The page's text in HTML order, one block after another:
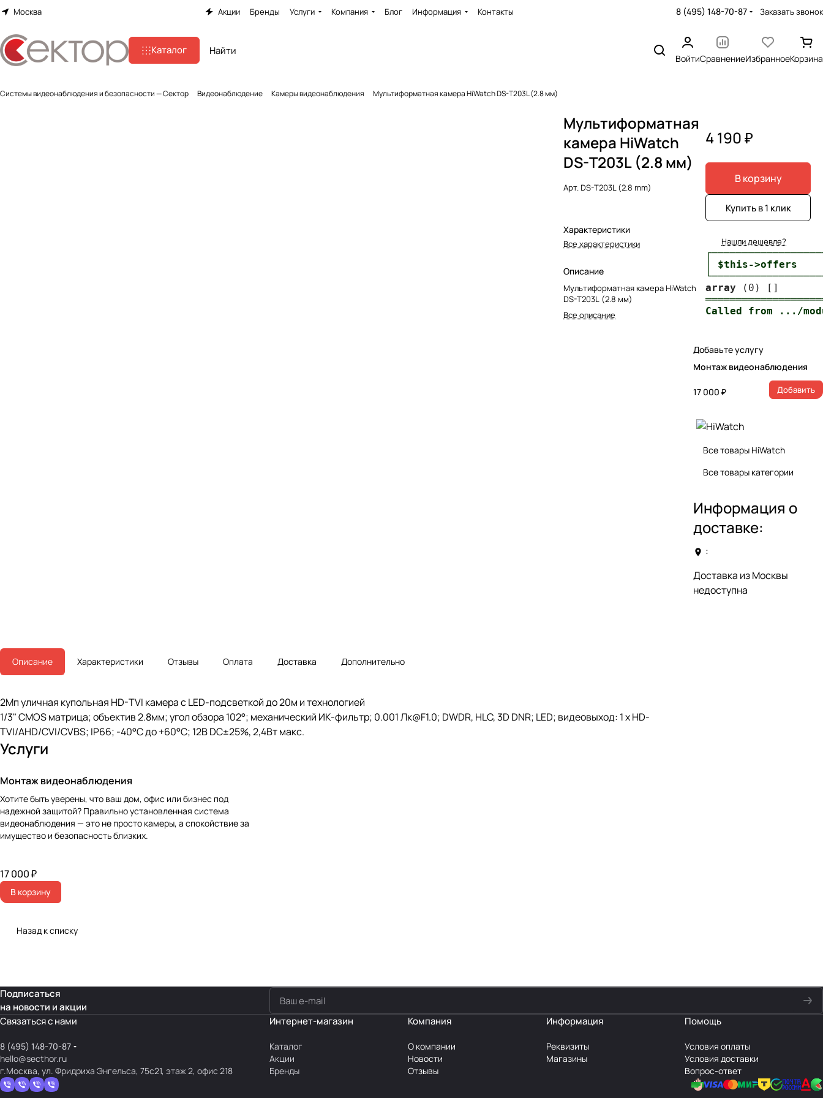
Москва Акции Бренды Услуги Компания Блог Информация Контакты 8 (495) 148-70-87 Заказать звонок
Каталог
ВойтиСравнениеИзбранноеКорзина
Системы видеонаблюдения и безопасности — Сектор Видеонаблюдение Камеры видеонаблюдения Мультиформатная камера HiWatch DS-T203L (2.8 мм)
Мультиформатная
камера HiWatch
DS-T203L (2.8 мм)
Арт.DS-T203L (2.8 mm)
Характеристики
Все характеристики
Описание
Мультиформатная камера HiWatch
DS-T203L (2.8 мм)
Все описание
4 190 ₽
В корзину
Купить в 1 клик
Нашли дешевле?
│ $this-
array
Добавьте услугу
Монтаж видеонаблюдения
17 000 ₽ Добавить
Все товары HiWatch
Все товары категории
Информация о
доставке:
:
Доставка из Москвы
недоступна
Описание Характеристики Отзывы Оплата Доставка Дополнительно
2Мп уличная купольная HD-TVI камера с LED-подсветкой до 20м и технологией
1/3" CMOS матрица; объектив 2.8мм; угол обзора 102°; механический ИК-фильтр; 0.001 Лк@F1.0; DWDR, HLC, 3D DNR; LED; видеовыход: 1 х HD-
TVI/AHD/CVI/CVBS; IP66; -40°С до +60°С; 12В DC±25%, 2,4Вт макс.
Услуги
Монтаж видеонаблюдения
Хотите быть уверены, что ваш дом, офис или бизнес под
надежной защитой? Правильно установленная система
видеонаблюдения — это не просто камеры, а спокойствие за
имущество и безопасность близких.
17 000 ₽
В корзину
Назад к списку
Подписаться
на новости и акции
Связаться с нами
8 (495) 148-70-87
hello@secthor.ru
г.Москва, ул. Фридриха Энгельса, 75с21, этаж 2, офис 218
Интернет-магазин
Каталог
Акции
Бренды
Компания
О компании
Новости
Отзывы
Информация
Реквизиты
Магазины
Помощь
Условия оплаты
Условия доставки
Вопрос-ответ